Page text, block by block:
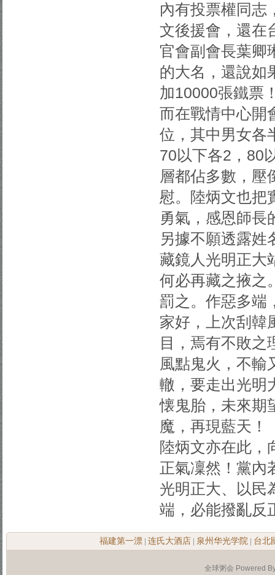
內有投票權同志
文後援會，還在
官會副會長葉卿
的大名，還說如
加10000張鐵票
而在戰情中心開
位，其中男女各
70以下各2，80
層都佔多數，壓
慰。陸炳文也把
勇氣，感恩師長
另據不願透露姓
藏鏡人光明正大
何必再藏之掖之
罰之。作惡多端
家好，上次刮韓
目，焉有不敗之
風點鬼火，不輸
轍，要走出光明
懐鬼胎，未來期
魔，再現藍天！
陸炳文亦在此，
正氣凜然！黨內
光明正大、以民
端，必能撥亂反
福建第一漂 连氏大酒店 泉州华光学院 台北
全球粥会 Powered